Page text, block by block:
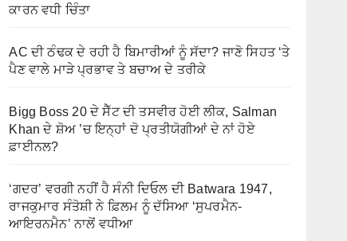
ਕਾਰਨ ਵਧੀ ਚਿੰਤਾ
AC ਦੀ ਠੰਢਕ ਦੇ ਰਹੀ ਹੈ ਬਿਮਾਰੀਆਂ ਨੂੰ ਸੱਦਾ? ਜਾਣੋ ਸਿਹਤ ‘ਤੇ
ਪੈਣ ਵਾਲੇ ਮਾੜੇ ਪ੍ਰਭਾਵ ਤੇ ਬਚਾਅ ਦੇ ਤਰੀਕੇ
Bigg Boss 20 ਦੇ ਸੈੱਟ ਦੀ ਤਸਵੀਰ ਹੋਈ ਲੀਕ, Salman
Khan ਦੇ ਸ਼ੋਅ ’ਚ ਇਨ੍ਹਾਂ ਦੋ ਪ੍ਰਤੀਯੋਗੀਆਂ ਦੇ ਨਾਂ ਹੋਏ
ਫ਼ਾਈਨਲ?
‘ਗਦਰ’ ਵਰਗੀ ਨਹੀਂ ਹੈ ਸੰਨੀ ਦਿਓਲ ਦੀ Batwara 1947,
ਰਾਜਕੁਮਾਰ ਸੰਤੋਸ਼ੀ ਨੇ ਫ਼ਿਲਮ ਨੂੰ ਦੱਸਿਆ ‘ਸੁਪਰਮੈਨ-
ਆਇਰਨਮੈਨ’ ਨਾਲੋਂ ਵਧੀਆ